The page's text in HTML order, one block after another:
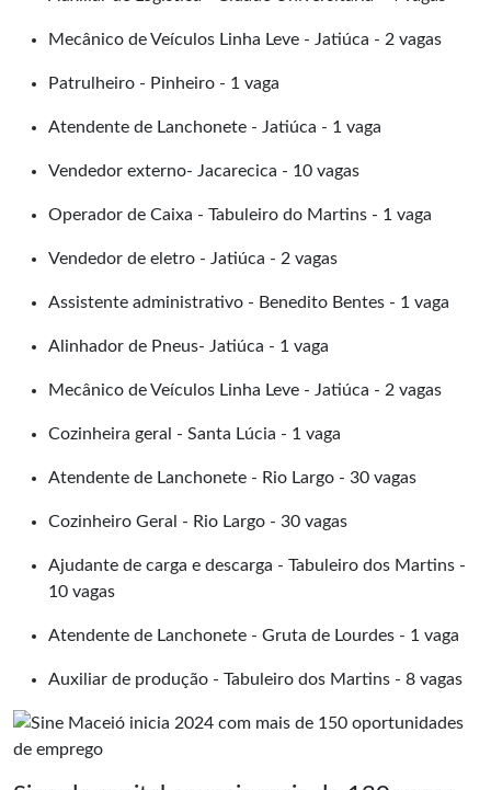
Mecânico de Veículos Linha Leve - Jatiúca - 2 vagas
Patrulheiro - Pinheiro - 1 vaga
Atendente de Lanchonete - Jatiúca - 1 vaga
Vendedor externo- Jacarecica - 10 vagas
Operador de Caixa - Tabuleiro do Martins - 1 vaga
Vendedor de eletro - Jatiúca - 2 vagas
Assistente administrativo - Benedito Bentes - 1 vaga
Alinhador de Pneus- Jatiúca - 1 vaga
Mecânico de Veículos Linha Leve - Jatiúca - 2 vagas
Cozinheira geral - Santa Lúcia - 1 vaga
Atendente de Lanchonete - Rio Largo - 30 vagas
Cozinheiro Geral - Rio Largo - 30 vagas
Ajudante de carga e descarga - Tabuleiro dos Martins -
10 vagas
Atendente de Lanchonete - Gruta de Lourdes - 1 vaga
Auxiliar de produção - Tabuleiro dos Martins - 8 vagas